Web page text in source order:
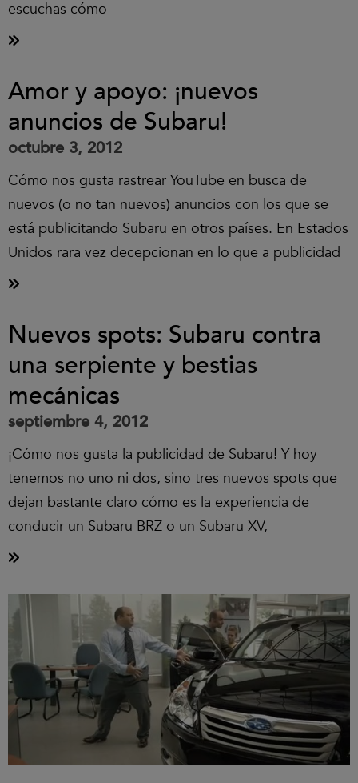
escuchas cómo
Amor y apoyo: ¡nuevos
anuncios de Subaru!
octubre 3, 2012
Cómo nos gusta rastrear YouTube en busca de
nuevos (o no tan nuevos) anuncios con los que se
está publicitando Subaru en otros países. En Estados
Unidos rara vez decepcionan en lo que a publicidad
Nuevos spots: Subaru contra
una serpiente y bestias
mecánicas
septiembre 4, 2012
¡Cómo nos gusta la publicidad de Subaru! Y hoy
tenemos no uno ni dos, sino tres nuevos spots que
dejan bastante claro cómo es la experiencia de
conducir un Subaru BRZ o un Subaru XV,